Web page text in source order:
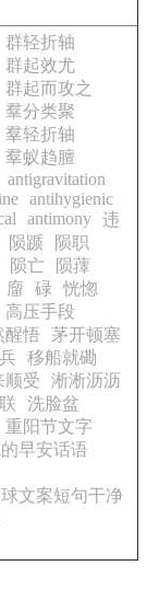
群轻折轴
群起效尤
群起而攻之
羣分类聚
羣轻折轴
羣蚁趋膻
antigravitation
antihygienic
antimony 违
陨踬
陨职
陨亡
陨蘀
廇 碌
恍惚
高压手段
醒悟 茅开顿塞
移船就磡
顺受
淅淅沥沥
洗脸盆
重阳节文字
早安话语
文案短句干净